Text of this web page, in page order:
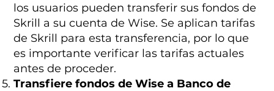
los usuarios pueden transferir sus fondos de
Skrill a su cuenta de Wise. Se aplican tarifas
de Skrill para esta transferencia, por lo que
es importante verificar las tarifas actuales
antes de proceder.
Transfiere fondos de Wise a Banco de